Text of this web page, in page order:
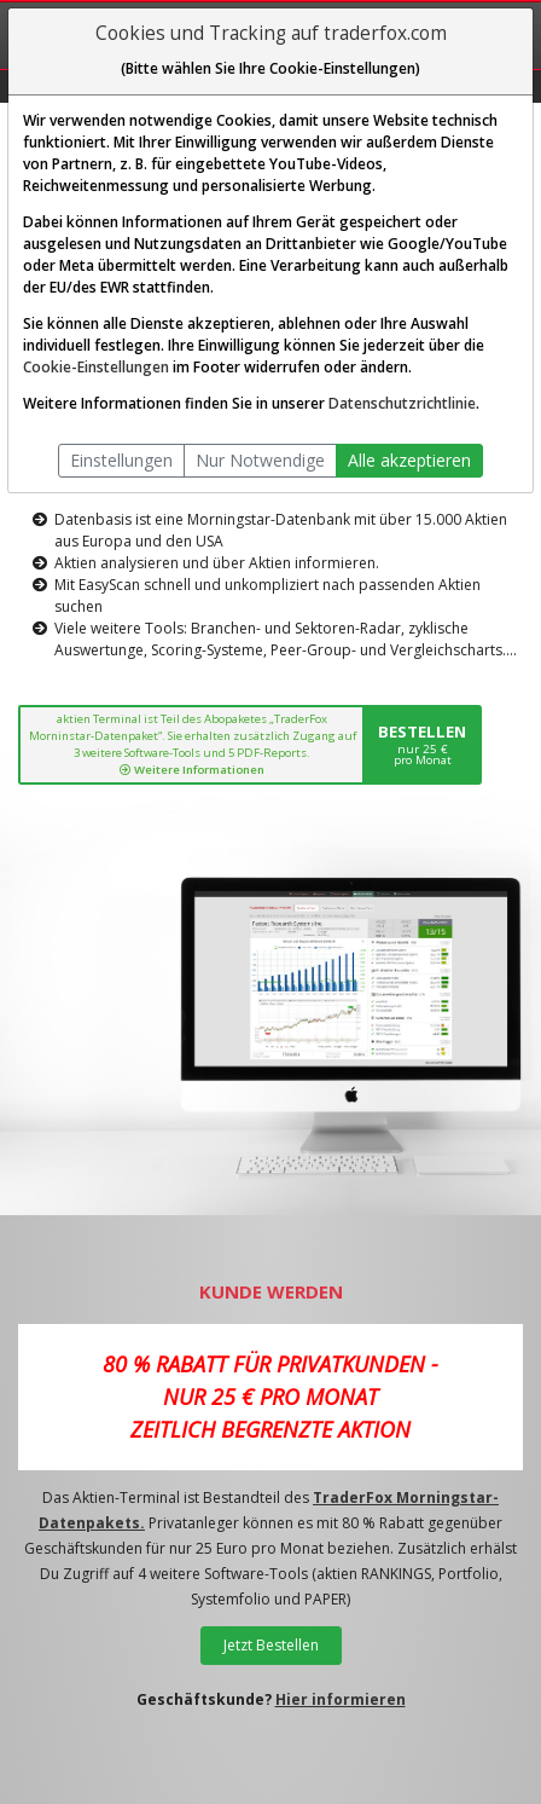
REGIS-
TRIEREN
Diese Funktion ist nur für
AKTIEN-TERMINAL
Die Aktienanalyse-Plattform von
TraderFox
Datenbasis ist eine Morningstar-Datenbank mit über 15.000 Aktien
aus Europa und den USA
Aktien analysieren und über Aktien informieren.
Mit EasyScan schnell und unkompliziert nach passenden Aktien
suchen
Viele weitere Tools: Branchen- und Sektoren-Radar, zyklische
Auswertunge, Scoring-Systeme, Peer-Group- und Vergleichscharts....
aktien Terminal ist Teil des Abopaketes „TraderFox
Morninstar-Datenpaket“. Sie erhalten zusätzlich Zugang auf
3 weitere Software-Tools und 5 PDF-Reports.
Weitere Informationen
BESTELLEN
nur 25 €
pro Monat
KUNDE WERDEN
80 % RABATT FÜR PRIVATKUNDEN -
NUR 25 € PRO MONAT
ZEITLICH BEGRENZTE AKTION
Das Aktien-Terminal ist Bestandteil des TraderFox Morningstar-
Datenpakets. Privatanleger können es mit 80 % Rabatt gegenüber
Geschäftskunden für nur 25 Euro pro Monat beziehen. Zusätzlich erhälst
Du Zugriff auf 4 weitere Software-Tools (aktien RANKINGS, Portfolio,
Systemfolio und PAPER)
Jetzt Bestellen
Geschäftskunde? Hier informieren
Cookies und Tracking auf traderfox.com
(Bitte wählen Sie Ihre Cookie-Einstellungen)
Wir verwenden notwendige Cookies, damit unsere Website technisch
funktioniert. Mit Ihrer Einwilligung verwenden wir außerdem Dienste
von Partnern, z. B. für eingebettete YouTube-Videos,
Reichweitenmessung und personalisierte Werbung.
Dabei können Informationen auf Ihrem Gerät gespeichert oder
ausgelesen und Nutzungsdaten an Drittanbieter wie Google/YouTube
oder Meta übermittelt werden. Eine Verarbeitung kann auch außerhalb
der EU/des EWR stattfinden.
Sie können alle Dienste akzeptieren, ablehnen oder Ihre Auswahl
individuell festlegen. Ihre Einwilligung können Sie jederzeit über die
Cookie-Einstellungen im Footer widerrufen oder ändern.
Weitere Informationen finden Sie in unsererDatenschutzrichtlinie.
Einstellungen Nur Notwendige Alle akzeptieren